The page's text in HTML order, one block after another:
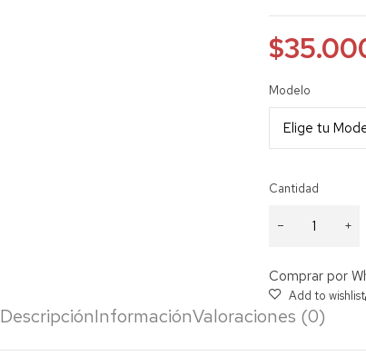
$
Modelo
Cantidad
promoción!
24
Modelos
cantidad
Comprar por
DescripciónInformaciónValoraciones (0)